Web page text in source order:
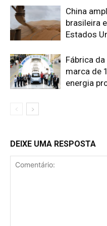
China
brasileira
Estados
Fábrica da
marca de
energia
DEIXE UMA RESPOSTA